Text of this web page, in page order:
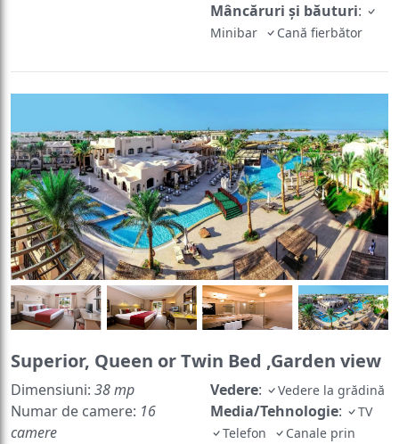
Mâncăruri și băuturi:
Minibar Cană fierbător
Superior, Queen or Twin Bed ,Garden view
Dimensiuni: 38 mp
Numar de camere: 16
camere
Vedere: Vedere la grădină
Media/Tehnologie:
TV
Telefon
Canale prin